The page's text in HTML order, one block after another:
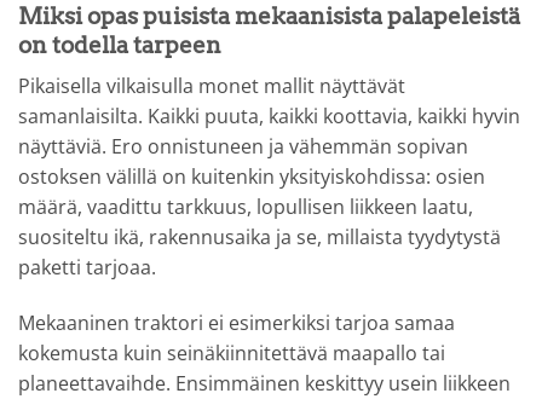
Miksi opas puisista mekaanisista palapeleistä
on todella tarpeen
Pikaisella vilkaisulla monet mallit näyttävät
samanlaisilta. Kaikki puuta, kaikki koottavia, kaikki hyvin
näyttäviä. Ero onnistuneen ja vähemmän sopivan
ostoksen välillä on kuitenkin yksityiskohdissa: osien
määrä, vaadittu tarkkuus, lopullisen liikkeen laatu,
suositeltu ikä, rakennusaika ja se, millaista tyydytystä
paketti tarjoaa.
Mekaaninen traktori ei esimerkiksi tarjoa samaa
kokemusta kuin seinäkiinnitettävä maapallo tai
planeettavaihde. Ensimmäinen keskittyy usein liikkeen